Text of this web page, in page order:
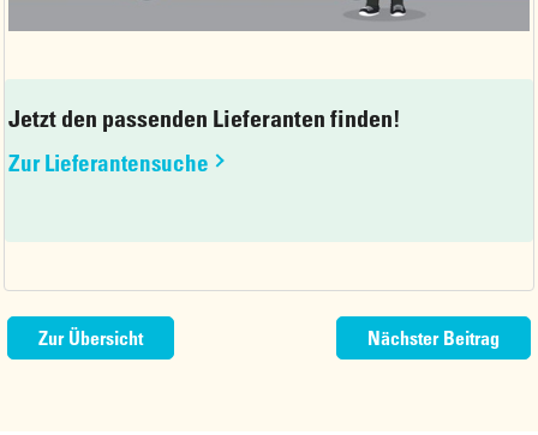
Jetzt den passenden Lieferanten finden!
Zur Lieferantensuche
Zur Übersicht Nächster Beitrag